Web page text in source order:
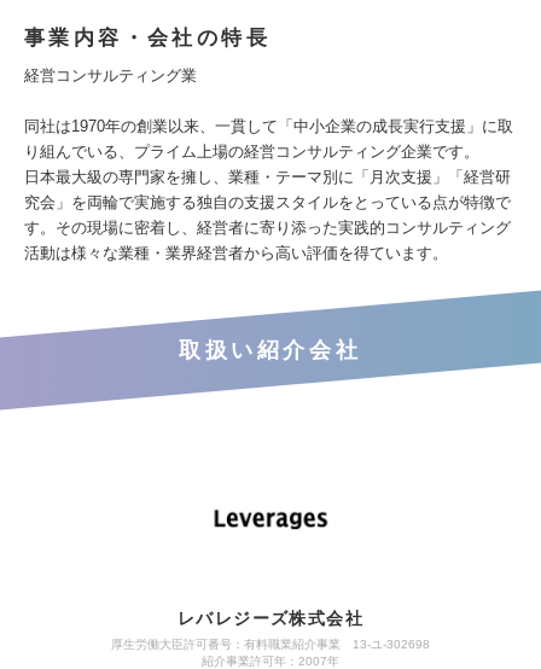
事業内容・会社の特長
経営コンサルティング業
同社は1970年の創業以来、一貫して「中小企業の成⻑実行支援」に取
り組んでいる、プライム上場の経営コンサルティング企業です。
日本最大級の専門家を擁し、業種・テーマ別に「月次支援」「経営研
究会」を両輪で実施する独自の支援スタイルをとっている点が特徴で
す。その現場に密着し、経営者に寄り添った実践的コンサルティング
活動は様々な業種・業界経営者から高い評価を得ています。
取扱い紹介会社
レバレジーズ株式会社
厚生労働大臣許可番号：有料職業紹介事業 13-ユ-302698
紹介事業許可年：2007年